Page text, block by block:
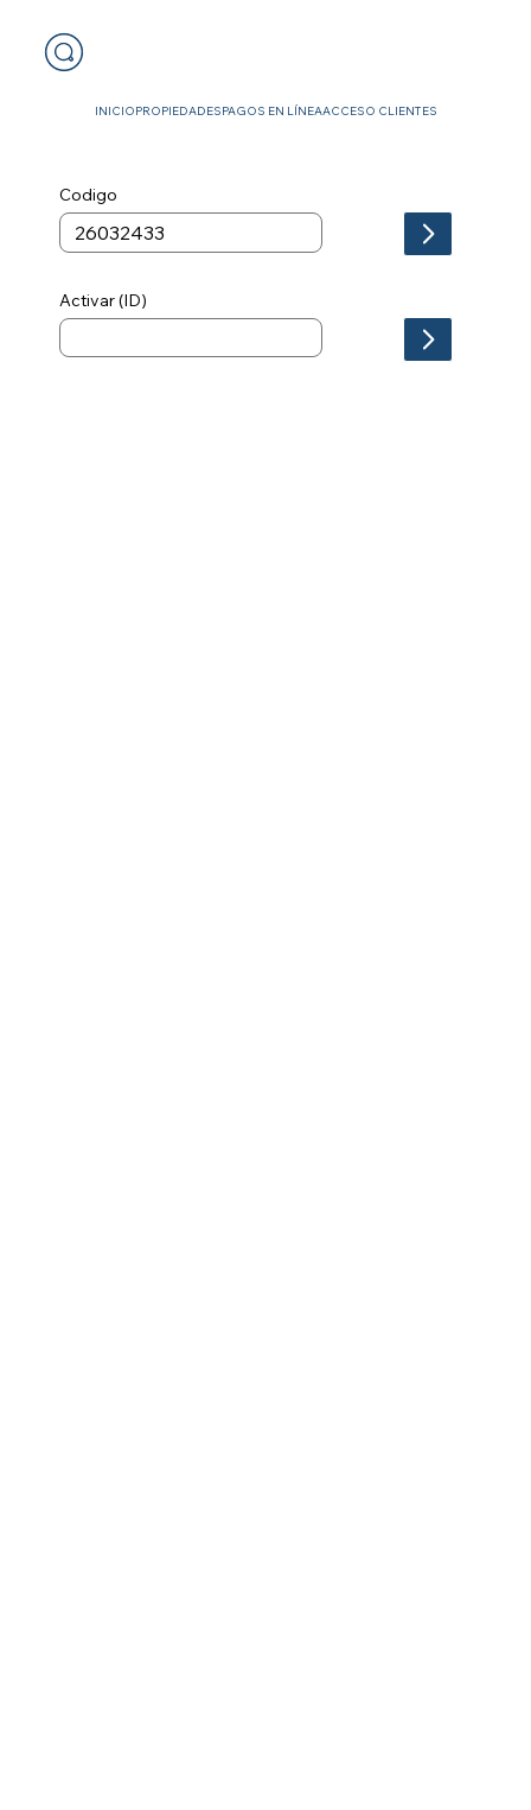
INICIOPROPIEDADESPAGOS EN LÍNEAACCESO CLIENTES
Codigo
Activar (ID)